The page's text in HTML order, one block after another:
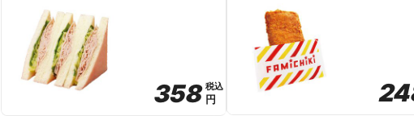
e
358
358税込
税込
円
円